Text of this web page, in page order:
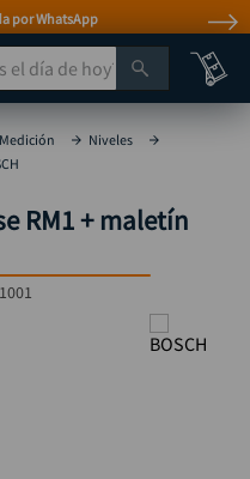
por WhatsApp
de hoy?
Niveles
RM1 + maletín